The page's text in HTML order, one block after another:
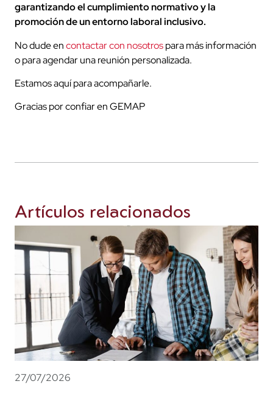
garantizando el cumplimiento normativo y la
promoción de un entorno laboral inclusivo.
No dude encontactar con nosotrospara más información
o para agendar una reunión personalizada.
Estamos aquí para acompañarle.
Gracias por confiar en GEMAP
Artículos relacionados
27/07/2026